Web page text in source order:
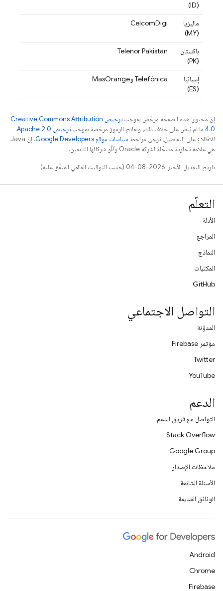
(ID)
ماليزيا
(MY)
CelcomDigi
باكستان
(PK)
Telenor Pakistan
إسبانيا
(ES)
Telefónica وMasOrange
إنّ محتوى هذه الصفحة مرخّص بموجب
ترخيص Creative Commons Attribution
4.0‏ ما لم يُنصّ على خلاف ذلك، ونماذج الرموز مرخّصة بموجبترخيص Apache 2.0‏
.
للاطّلاع على التفاصيل، يُرجى مراجعة سياسات موقع Google Developers‏
. إنّ Java
هي علامة تجارية مسجَّلة لشركة Oracle و/أو شركائها التابعين.
تاريخ التعديل الأخير: 2026-08-04 (حسب التوقيت العالمي المتفَّق عليه)
التعلّم
الأدلة
المراجع
النماذج
المكتبات
GitHub
التواصل الاجتماعي
المدوّنة
مؤتمر Firebase
Twitter
YouTube
الدعم
التواصل مع فريق الدعم
Stack Overflow
Google Group
ملاحظات الإصدار
الأسئلة الشائعة
الوثائق القديمة
Android
Chrome
Firebase